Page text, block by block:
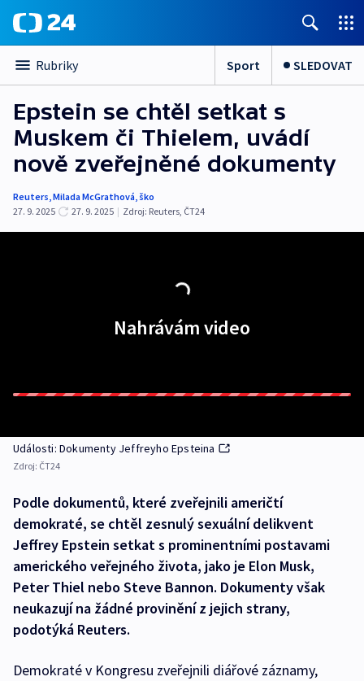
Rubriky Sport SLEDOVAT
Epstein se chtěl setkat s
Muskem či Thielem, uvádí
nově zveřejněné dokumenty
Reuters,Milada McGrathová, ško
27. 9. 2025
27. 9. 2025 | Zdroj: Reuters, ČT24
Nahrávám video
Události: Dokumenty Jeffreyho Epsteina
Zdroj: ČT24
Podle dokumentů, které zveřejnili američtí
demokraté, se chtěl zesnulý sexuální delikvent
Jeffrey Epstein setkat s prominentními postavami
amerického veřejného života, jako je Elon Musk,
Peter Thiel nebo Steve Bannon. Dokumenty však
neukazují na žádné provinění z jejich strany,
podotýká Reuters.
Demokraté v Kongresu zveřejnili diářové záznamy,